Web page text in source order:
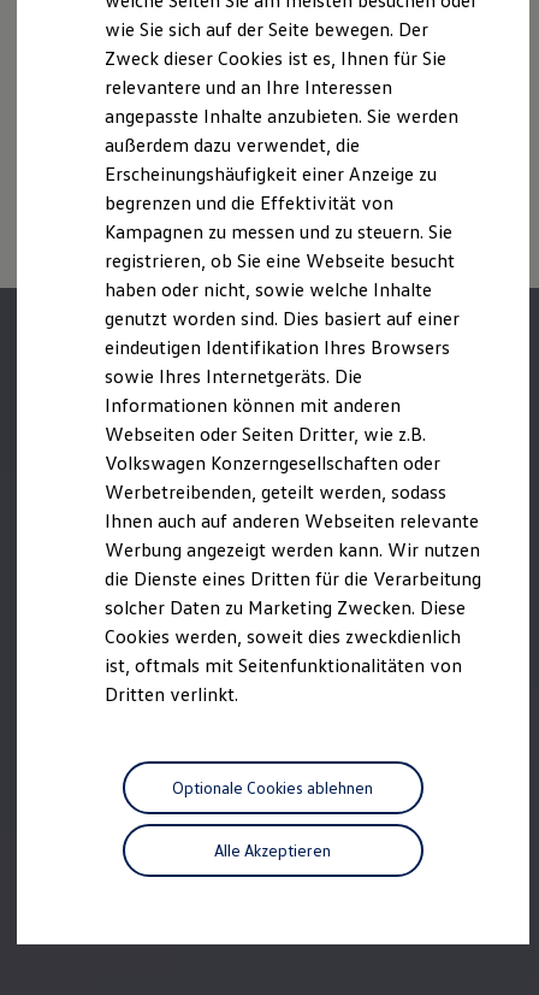
Fahrerassistenz- und Sicherheitssysteme
Kontrollleuchten
Kurzfahrprofile und Ölverdünnung
XTL-Dieselkraftstoff
Ersatzteile und Betriebsflüssigkeiten
Original Zubehör und Lifestyle Produkte
myVolkswagen
myVolkswagen Business
Elektrisch & Autonom
Elektro - & Hybridfahrzeuge
Unser Ansatz
Klimafreundlicher Strom
Reichweite & Ladelösungen
Reichweitensimulator
Ladezeitensimulator
Ladelösungen für Privatkunden
Ladelösungen für Gewerbekunden
Wallbox und Ladekabel
Förderung & Kosten der Elektrofahrzeuge
Fördermöglichkeiten für Privatkunden
Fördermöglichkeiten für Gewerbekunden
Autonomes Fahren
Mehr zum ID. Buzz
Online Beratung
California Club
California Magazin & Ratgeber
Vanlife
California App
California Lifestyle & Zubehör
Übernachten im California
Unternehmen
Karriere
Nachhaltigkeit
Weitere Informationen zum offiziellen Kraftstoffverbrauch und
den offiziellen spezifischen CO₂-Emissionen neuer
Personenkraftwagen können dem „Leitfaden über den
Kraftstoffverbrauch, die CO₂-Emissionen und den
Stromverbrauch neuer Personenkraftwagen“ entnommen
werden, der an allen Verkaufsstellen und bei der DAT
Deutsche Automobil Treuhand GmbH, Hellmuth-Hirth-Str. 1, D-
73760 Ostfildern oder unterwww.dat.de/co2
wie Sie sich auf der Seite bewegen. Der
Zweck dieser Cookies ist es, Ihnen für Sie
relevantere und an Ihre Interessen
angepasste Inhalte anzubieten. Sie werden
außerdem dazu verwendet, die
Erscheinungshäufigkeit einer Anzeige zu
begrenzen und die Effektivität von
Kampagnen zu messen und zu steuern. Sie
registrieren, ob Sie eine Webseite besucht
haben oder nicht, sowie welche Inhalte
genutzt worden sind. Dies basiert auf einer
eindeutigen Identifikation Ihres Browsers
sowie Ihres Internetgeräts. Die
Informationen können mit anderen
Webseiten oder Seiten Dritter, wie z.B.
Volkswagen Konzerngesellschaften oder
Werbetreibenden, geteilt werden, sodass
Ihnen auch auf anderen Webseiten relevante
Werbung angezeigt werden kann. Wir nutzen
die Dienste eines Dritten für die Verarbeitung
solcher Daten zu Marketing Zwecken. Diese
Cookies werden, soweit dies zweckdienlich
ist, oftmals mit Seitenfunktionalitäten von
Dritten verlinkt.
Alle Akzeptieren
Optionale Cookies ablehnen